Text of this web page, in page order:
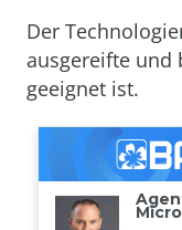
Der
ausgereifte und
geeignet ist.